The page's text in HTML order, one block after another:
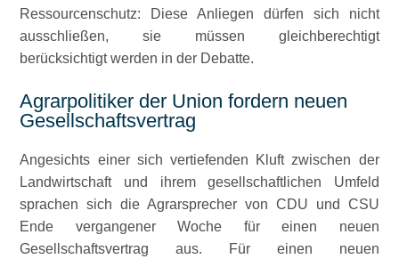
Ressourcenschutz: Diese Anliegen dürfen sich nicht
ausschließen, sie müssen gleichberechtigt
berücksichtigt werden in der Debatte.
Agrarpolitiker der Union fordern neuen
Gesellschaftsvertrag
Angesichts einer sich vertiefenden Kluft zwischen der
Landwirtschaft und ihrem gesellschaftlichen Umfeld
sprachen sich die Agrarsprecher von CDU und CSU
Ende vergangener Woche für einen neuen
Gesellschaftsvertrag aus. Für einen neuen